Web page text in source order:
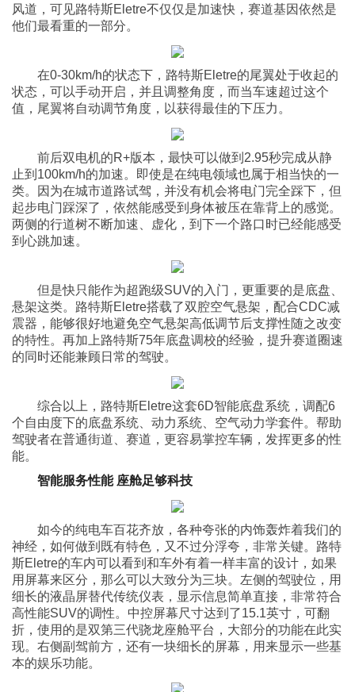
风道，可见路特斯Eletre不仅仅是加速快，赛道基因依然是
他们最看重的一部分。
在0-30km/h的状态下，路特斯Eletre的尾翼处于收起的
状态，可以手动开启，并且调整角度，而当车速超过这个
值，尾翼将自动调节角度，以获得最佳的下压力。
前后双电机的R+版本，最快可以做到2.95秒完成从静
止到100km/h的加速。即使是在纯电领域也属于相当快的一
类。因为在城市道路试驾，并没有机会将电门完全踩下，但
起步电门踩深了，依然能感受到身体被压在靠背上的感觉。
两侧的行道树不断加速、虚化，到下一个路口时已经能感受
到心跳加速。
但是快只能作为超跑级SUV的入门，更重要的是底盘、
悬架这类。路特斯Eletre搭载了双腔空气悬架，配合CDC减
震器，能够很好地避免空气悬架高低调节后支撑性随之改变
的特性。再加上路特斯75年底盘调校的经验，提升赛道圈速
的同时还能兼顾日常的驾驶。
综合以上，路特斯Eletre这套6D智能底盘系统，调配6
个自由度下的底盘系统、动力系统、空气动力学套件。帮助
驾驶者在普通街道、赛道，更容易掌控车辆，发挥更多的性
能。
智能服务性能 座舱足够科技
如今的纯电车百花齐放，各种夸张的内饰轰炸着我们的
神经，如何做到既有特色，又不过分浮夸，非常关键。路特
斯Eletre的车内可以看到和车外有着一样丰富的设计，如果
用屏幕来区分，那么可以大致分为三块。左侧的驾驶位，用
细长的液晶屏替代传统仪表，显示信息简单直接，非常符合
高性能SUV的调性。中控屏幕尺寸达到了15.1英寸，可翻
折，使用的是双第三代骁龙座舱平台，大部分的功能在此实
现。右侧副驾前方，还有一块细长的屏幕，用来显示一些基
本的娱乐功能。